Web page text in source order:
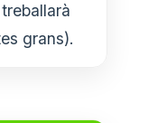
grans).